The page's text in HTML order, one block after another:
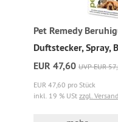
Pet Remedy
Duftstecker, Spray,
EUR 47,60 UVP EUR
EUR 47,60 pro Stück
inkl. 19 % USt zzgl.